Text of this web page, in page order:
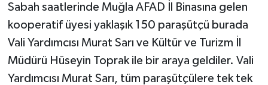
Sabah saatlerinde Muğla AFAD İl Binasına gelen
kooperatif üyesi yaklaşık 150 paraşütçü burada
Vali Yardımcısı Murat Sarı ve Kültür ve Turizm İl
Müdürü Hüseyin Toprak ile bir araya geldiler. Vali
Yardımcısı Murat Sarı, tüm paraşütçülere tek tek